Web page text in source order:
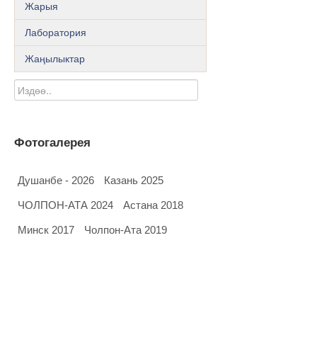
Жарыя
Лаборатория
Жаңылыктар
Фотогалерея
Душанбе - 2026 Казань 2025
ЧОЛПОН-АТА 2024 Астана 2018
Минск 2017 Чолпон-Ата 2019